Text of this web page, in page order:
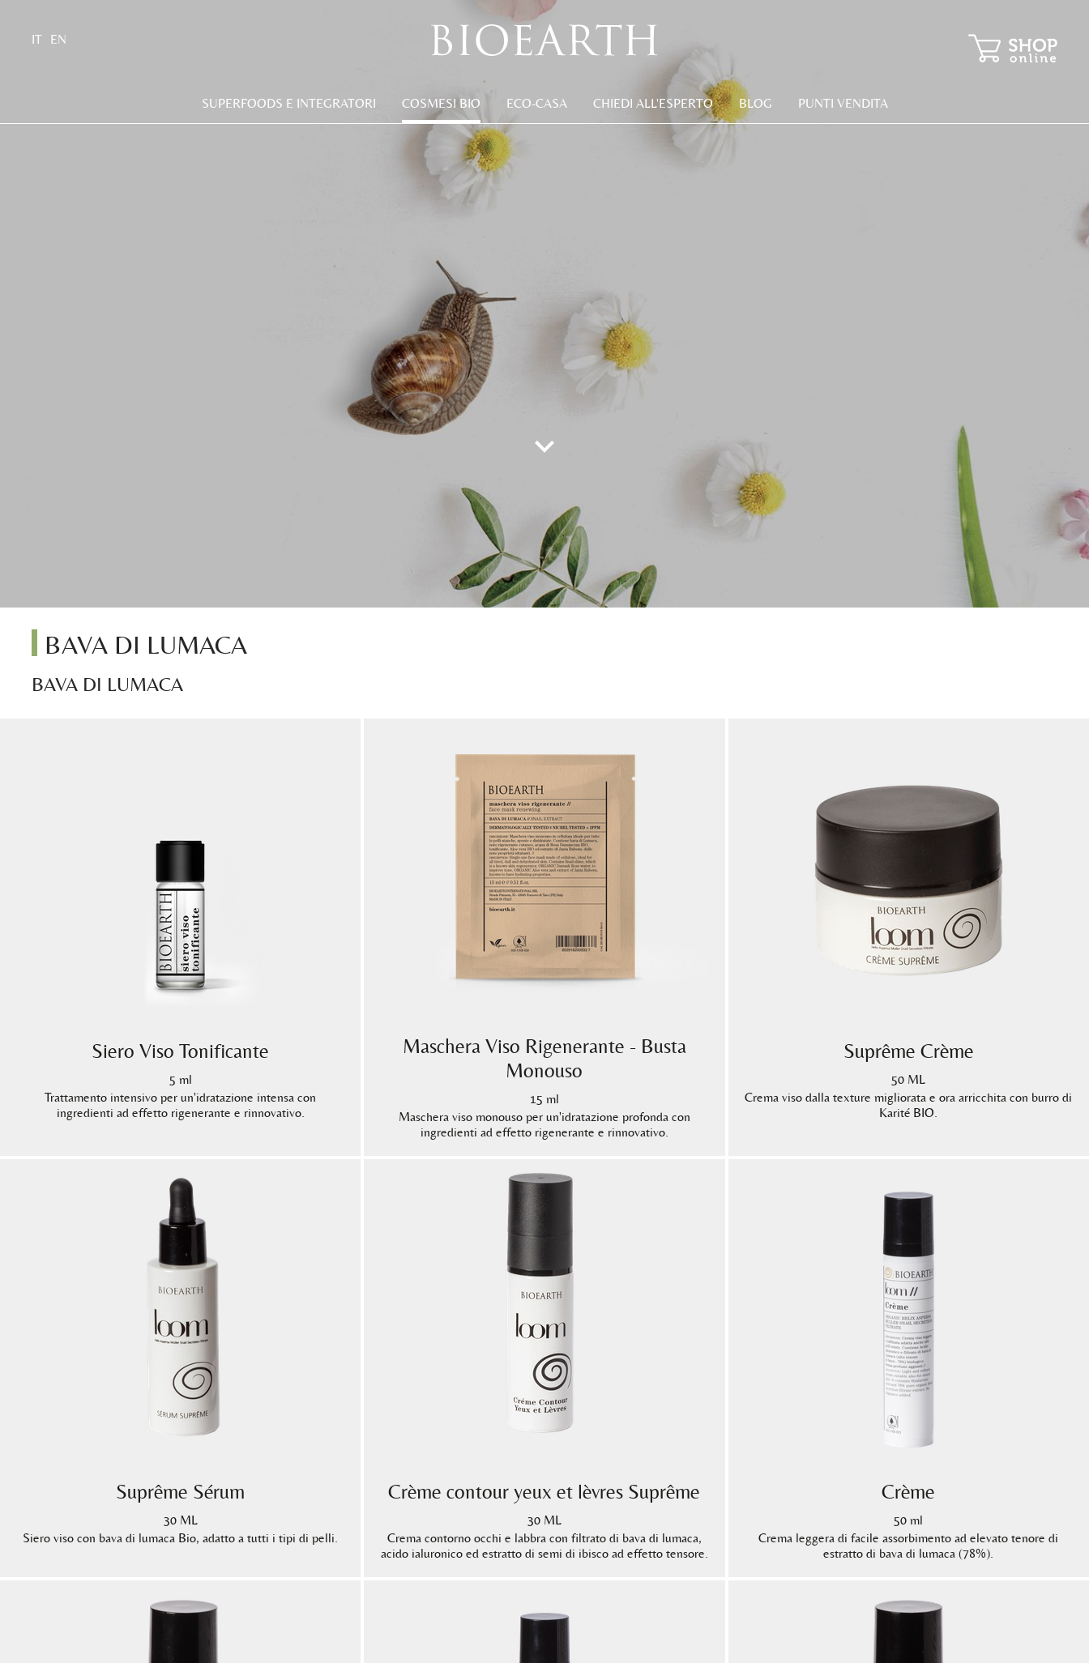
IT EN
SUPERFOODS E INTEGRATORI COSMESI BIO ECO-CASA CHIEDI ALL'ESPERTO BLOG PUNTI VENDITA
BAVA DI LUMACA
BAVA DI LUMACA
Siero Viso Tonificante
5 ml
Trattamento intensivo per un'idratazione intensa con
ingredienti ad effetto rigenerante e rinnovativo.
Maschera Viso Rigenerante - Busta
Monouso
15 ml
Maschera viso monouso per un'idratazione profonda con
ingredienti ad effetto rigenerante e rinnovativo.
Suprême Crème
50 ML
Crema viso dalla texture migliorata e ora arricchita con burro di
Karité BIO.
Suprême Sérum
30 ML
Siero viso con bava di lumaca Bio, adatto a tutti i tipi di pelli.
Crème contour yeux et lèvres Suprême
30 ML
Crema contorno occhi e labbra con filtrato di bava di lumaca,
acido ialuronico ed estratto di semi di ibisco ad effetto tensore.
Crème
50 ml
Crema leggera di facile assorbimento ad elevato tenore di
estratto di bava di lumaca (78%).